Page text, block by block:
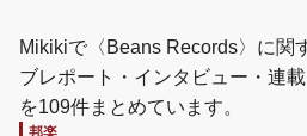
Mikikiで〈Beans Records〉に関
ブレポート・インタビュー・連
を109件まとめています。
邦楽